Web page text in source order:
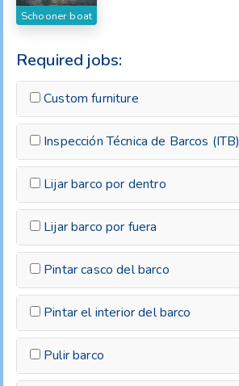
Schooner boat
Required jobs:
Custom furniture
Inspección Técnica de Barcos (ITB)
Lijar barco por dentro
Lijar barco por fuera
Pintar casco del barco
Pintar el interior del barco
Pulir barco